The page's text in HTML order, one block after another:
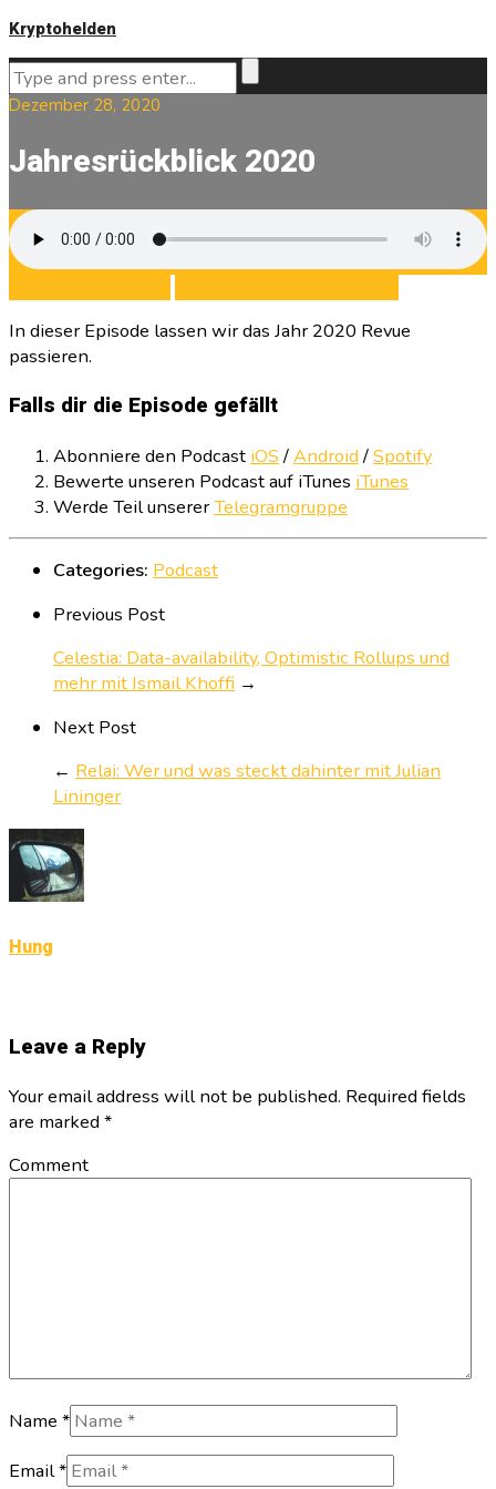
Kryptohelden
Dezember 28, 2020
Jahresrückblick 2020
In dieser Episode lassen wir das Jahr 2020 Revue
passieren.
Falls dir die Episode gefällt
Abonniere den Podcast iOS /Android /Spotify
Bewerte unseren Podcast auf iTunes iTunes
Werde Teil unsererTelegramgruppe
Categories: Podcast
Previous Post
Celestia: Data-availability, Optimistic Rollups und
mehr mit Ismail Khoffi →
Next Post
← Relai: Wer und was steckt dahinter mit Julian
Lininger
Hung
Leave a Reply
Your email address will not be published. Required fields
are marked *
Comment
Name *
Email *